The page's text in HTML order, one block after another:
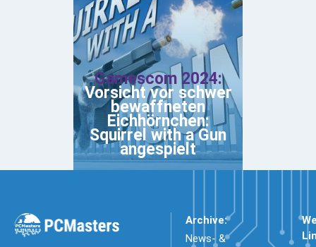
Gamescom 2024:
Vorsicht vor schwer
bewaffneten
Eichhörnchen:
Squirrel with a Gun
angespielt
Archive:
News- &